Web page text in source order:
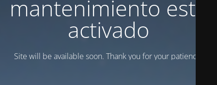
mantenimiento está
activado
Site will be available soon. Thank you for your patience!